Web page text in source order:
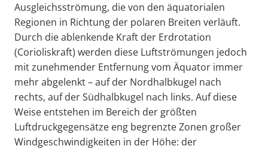
Ausgleichsströmung, die von den äquatorialen
Regionen in Richtung der polaren Breiten verläuft.
Durch die ablenkende Kraft der Erdrotation
(Corioliskraft) werden diese Luftströmungen jedoch
mit zunehmender Entfernung vom Äquator immer
mehr abgelenkt – auf der Nordhalbkugel nach
rechts, auf der Südhalbkugel nach links. Auf diese
Weise entstehen im Bereich der größten
Luftdruckgegensätze eng begrenzte Zonen großer
Windgeschwindigkeiten in der Höhe: der